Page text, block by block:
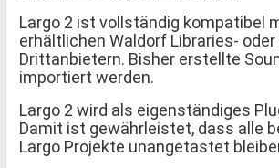
Largo 2 ist vollständig kompatibel
erhältlichen Waldorf Libraries-
Drittanbietern. Bisher erstellte
importiert werden.
Largo 2 wird als eigenständiges
Damit ist gewährleistet, dass alle
Largo Projekte unangetastet